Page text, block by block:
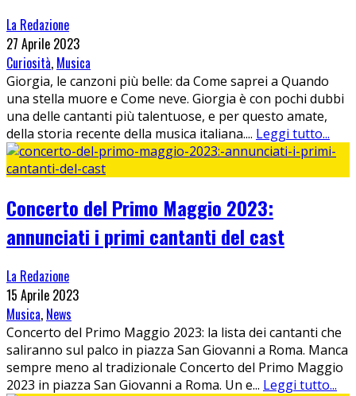
La Redazione
27 Aprile 2023
Curiosità, Musica
Giorgia, le canzoni più belle: da Come saprei a Quando
una stella muore e Come neve. Giorgia è con pochi dubbi
una delle cantanti più talentuose, e per questo amate,
della storia recente della musica italiana.... Leggi tutto...
Concerto del Primo Maggio 2023:
annunciati i primi cantanti del cast
La Redazione
15 Aprile 2023
Musica, News
Concerto del Primo Maggio 2023: la lista dei cantanti che
saliranno sul palco in piazza San Giovanni a Roma. Manca
sempre meno al tradizionale Concerto del Primo Maggio
2023 in piazza San Giovanni a Roma. Un e... Leggi tutto...